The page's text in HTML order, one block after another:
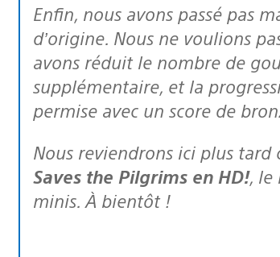
Enfin, nous avons passé pas mal de temps à modifier la difficulté du jeu
d’origine. Nous ne voulions
avons réduit le nombre de
supplémentaire, et la
permise avec un score de
Nous reviendrons ici plus
Saves the Pilgrims en HD!, le
minis. À bientôt !